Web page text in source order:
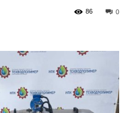
0
86